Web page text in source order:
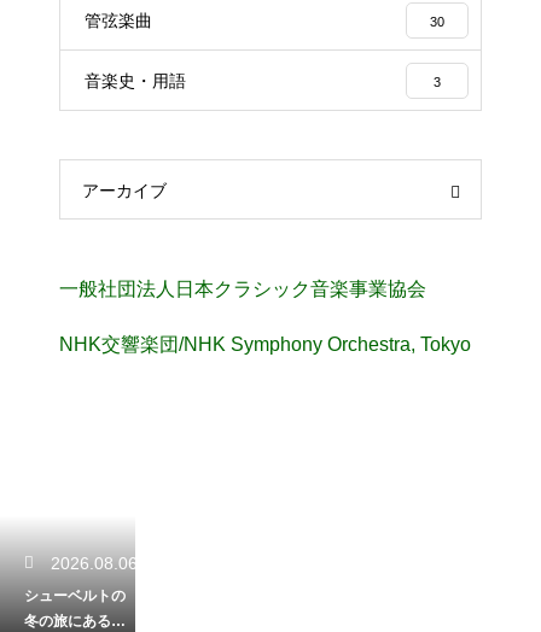
管弦楽曲 30
音楽史・用語 3
アーカイブ
一般社団法人日本クラシック音楽事業協会
NHK交響楽団/NHK Symphony Orchestra, Tokyo
2026.08.06
シューベルトの
冬の旅にある菩